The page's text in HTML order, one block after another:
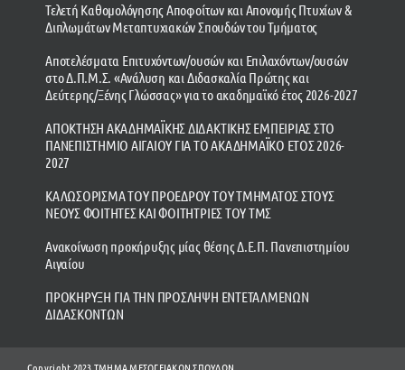
Τελετή Καθομολόγησης Αποφοίτων και Απονομής Πτυχίων &
Διπλωμάτων Μεταπτυχιακών Σπουδών του Τμήματος
Αποτελέσματα Επιτυχόντων/ουσών και Επιλαχόντων/ουσών
στο Δ.Π.Μ.Σ. «Ανάλυση και Διδασκαλία Πρώτης και
Δεύτερης/Ξένης Γλώσσας» για το ακαδημαϊκό έτος 2026-2027
ΑΠΟΚΤΗΣΗ ΑΚΑΔΗΜΑΪΚΗΣ ΔΙΔΑΚΤΙΚΗΣ ΕΜΠΕΙΡΙΑΣ ΣΤΟ
ΠΑΝΕΠΙΣΤΗΜΙΟ ΑΙΓΑΙΟΥ ΓΙΑ ΤΟ ΑΚΑΔΗΜΑΪΚΟ ΕΤΟΣ 2026-
2027
ΚΑΛΩΣΟΡΙΣΜΑ ΤΟΥ ΠΡΟΕΔΡΟΥ ΤΟΥ ΤΜΗΜΑΤΟΣ ΣΤΟΥΣ
ΝΕΟΥΣ ΦΟΙΤΗΤΕΣ ΚΑΙ ΦΟΙΤΗΤΡΙΕΣ ΤΟΥ ΤΜΣ
Ανακοίνωση προκήρυξης μίας θέσης Δ.Ε.Π. Πανεπιστημίου
Αιγαίου
ΠΡΟΚΗΡΥΞΗ ΓΙΑ ΤΗΝ ΠΡΟΣΛΗΨΗ ΕΝΤΕΤΑΛΜΕΝΩΝ
ΔΙΔΑΣΚΟΝΤΩΝ